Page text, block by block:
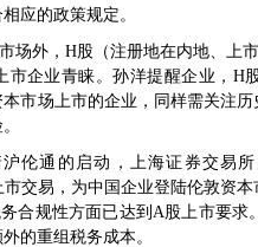
应的政策规定。
外，H股（注册地在内地、上
市企业青睐。孙洋提醒企业，
市场上市的企业，同样需关注
通的启动，上海证券交易所
市交易，为中国企业登陆伦敦资
合规性方面已达到A股上市要
的重组税务成本。